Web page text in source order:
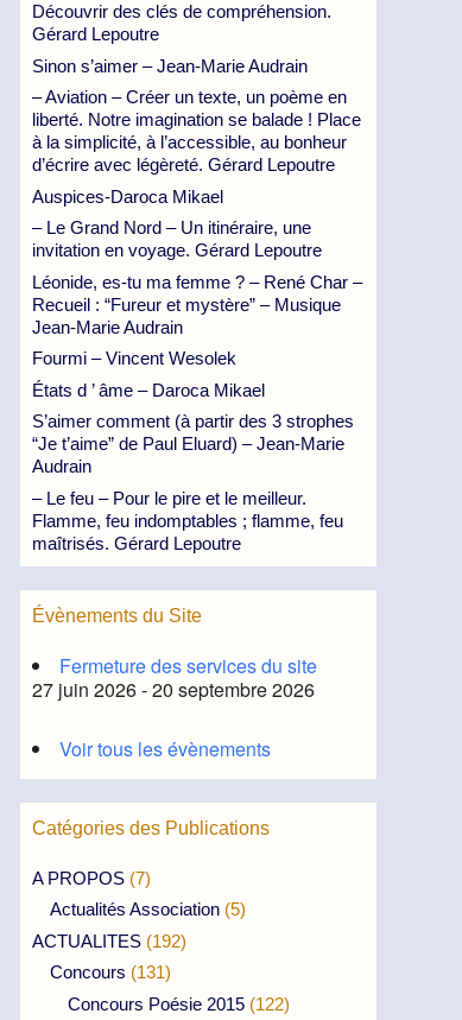
Découvrir des clés de compréhension.
Gérard Lepoutre
Sinon s’aimer – Jean-Marie Audrain
– Aviation – Créer un texte, un poème en
liberté. Notre imagination se balade ! Place
à la simplicité, à l’accessible, au bonheur
d’écrire avec légèreté. Gérard Lepoutre
Auspices-Daroca Mikael
– Le Grand Nord – Un itinéraire, une
invitation en voyage. Gérard Lepoutre
Léonide, es-tu ma femme ? – René Char –
Recueil : “Fureur et mystère” – Musique
Jean-Marie Audrain
Fourmi – Vincent Wesolek
États d ’ âme – Daroca Mikael
S’aimer comment (à partir des 3 strophes
“Je t’aime” de Paul Eluard) – Jean-Marie
Audrain
– Le feu – Pour le pire et le meilleur.
Flamme, feu indomptables ; flamme, feu
maîtrisés. Gérard Lepoutre
Évènements du Site
Fermeture des services du site
27 juin 2026 - 20 septembre 2026
Voir tous les évènements
Catégories des Publications
A PROPOS (7)
Actualités Association (5)
ACTUALITES (192)
Concours (131)
Concours Poésie 2015 (122)